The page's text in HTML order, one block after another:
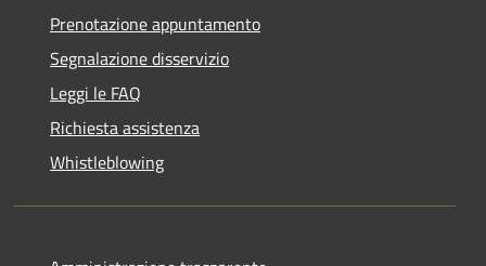
Prenotazione appuntamento
Segnalazione disservizio
Leggi le FAQ
Richiesta assistenza
Whistleblowing